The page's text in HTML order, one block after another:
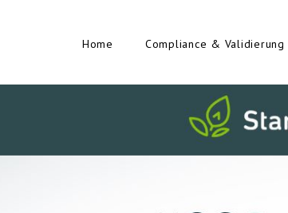
Home Compliance & Validierung